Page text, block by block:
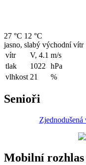
27 °C 12 °C
jasno, slabý východní vítr
vítr
V, 4.1 m/s
tlak
1022
hPa
vlhkost 21 %
Senioři
Zjednodušená
Mobilní rozhlas